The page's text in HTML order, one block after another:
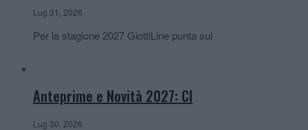
Lug 31, 2026
Per la stagione 2027 GiottiLine punta sul
Anteprime e Novità 2027: CI
Lug 30, 2026